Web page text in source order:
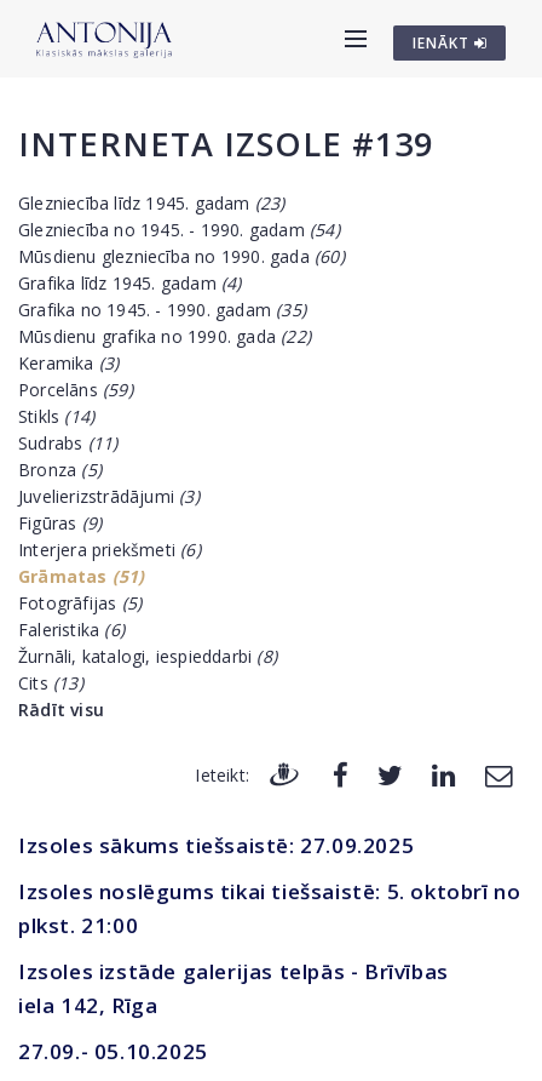
IENĀKT
INTERNETA IZSOLE #139
Glezniecība līdz 1945. gadam (23)
Glezniecība no 1945. - 1990. gadam (54)
Mūsdienu glezniecība no 1990. gada (60)
Grafika līdz 1945. gadam (4)
Grafika no 1945. - 1990. gadam (35)
Mūsdienu grafika no 1990. gada (22)
Keramika (3)
Porcelāns (59)
Stikls (14)
Sudrabs (11)
Bronza (5)
Juvelierizstrādājumi (3)
Figūras (9)
Interjera priekšmeti (6)
Grāmatas (51)
Fotogrāfijas (5)
Faleristika (6)
Žurnāli, katalogi, iespieddarbi (8)
Cits (13)
Rādīt visu
Ieteikt:
Izsoles sākums tiešsaistē: 27.09.2025
Izsoles noslēgums tikai tiešsaistē: 5. oktobrī no
plkst. 21:00
Izsoles izstāde galerijas telpās - Brīvības
iela 142, Rīga
27.09.- 05.10.2025